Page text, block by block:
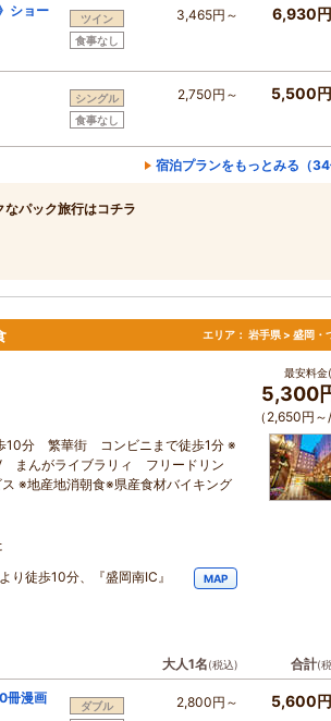
ショー
ツイン
食事なし
3,465円～ 6,930
シングル
食事なし
2,750円～ 5,500
宿泊プランをもっとみる（34
パック旅行はコチラ
エリア： 岩手県 > 盛岡・
10分 繁華街 コンビニまで徒歩1分 ※
まんがライブラリィ フリードリン
※地産地消朝食※県産食材バイキング
り徒歩10分、『盛岡南IC』
MAP
最安料金
5,300
（2,650円～/
大人1名(税込) 合計(
冊漫画
ダブル
2,800円～ 5,600